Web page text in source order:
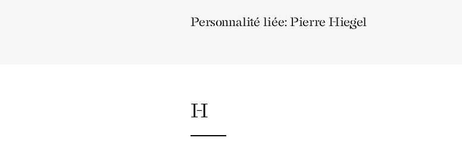
Personnalité liée: Pierre Hiegel
H